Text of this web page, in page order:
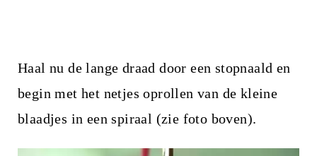
Haal nu de lange draad door een stopnaald en
begin met het netjes oprollen van de kleine
blaadjes in een spiraal (zie foto boven).